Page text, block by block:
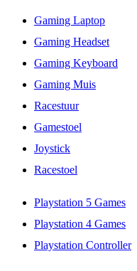
Gaming Laptop
Gaming Headset
Gaming Keyboard
Gaming Muis
Racestuur
Gamestoel
Joystick
Racestoel
Playstation 5 Games
Playstation 4 Games
Playstation Controller